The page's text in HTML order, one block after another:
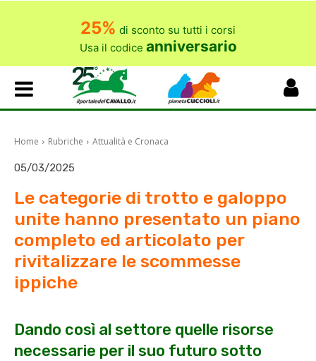
25% di sconto su tutti i corsi
Usa il codice anniversario
Home Rubriche Attualità e Cronaca
05/03/2025
Le categorie di trotto e galoppo
unite hanno presentato un piano
completo ed articolato per
rivitalizzare le scommesse
ippiche
Dando così al settore quelle risorse
necessarie per il suo futuro sotto